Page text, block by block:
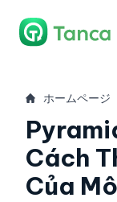
ホームページ
Cách
Của